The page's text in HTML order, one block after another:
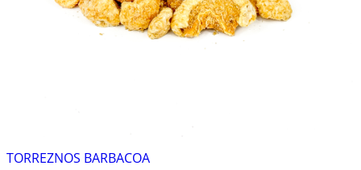
TORREZNOS BARBACOA